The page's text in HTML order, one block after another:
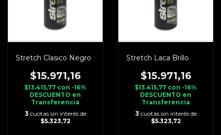
Stretch Clasico Negro
$15.971,16
$13.415,77 con -16%
DESCUENTO en
Transferencia
3 cuotas sin interés de
$5.323,72
Stretch Laca Brillo
$15.971,16
$13.415,77 con -16%
DESCUENTO en
Transferencia
3 cuotas sin interés de
$5.323,72